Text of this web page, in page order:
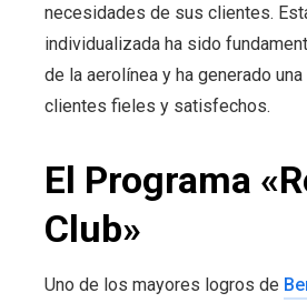
necesidades de sus clientes.
individualizada ha sido
de la aerolínea y ha generado
clientes fieles y satisfechos.
El Programa
Club»
Uno de los mayores logros de